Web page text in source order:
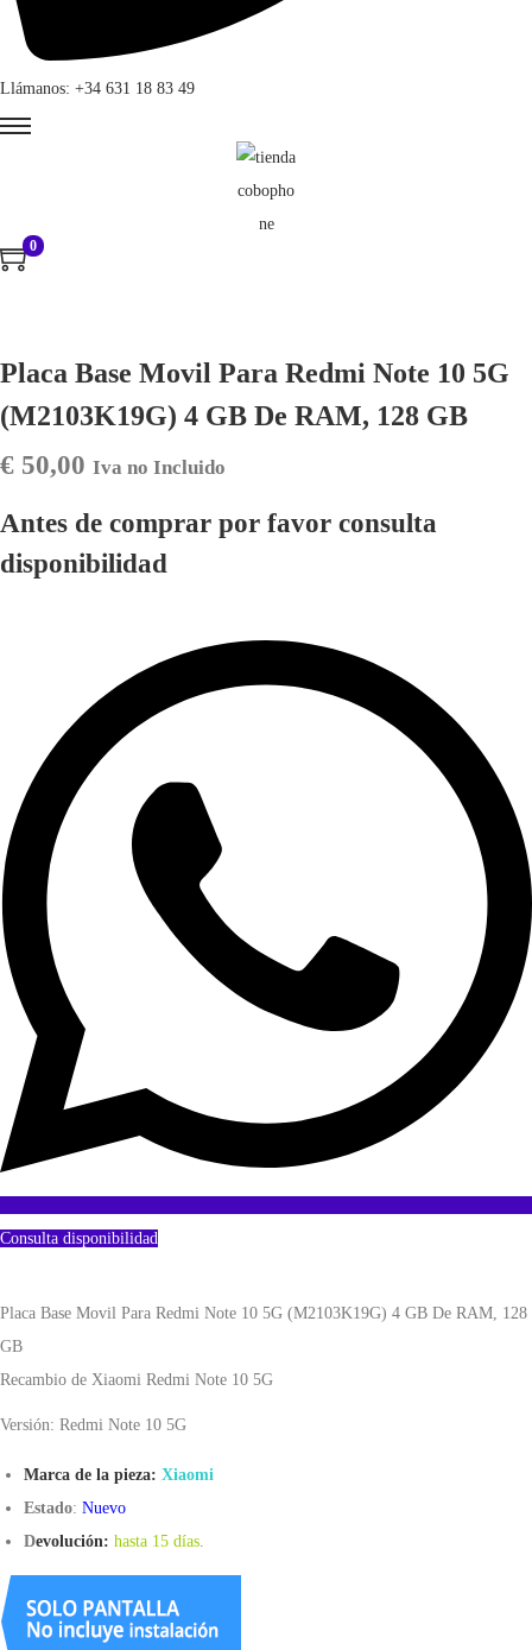
Llámanos: +34 631 18 83 49
0
Placa Base Movil Para Redmi Note 10 5G
(M2103K19G) 4 GB De RAM, 128 GB
€ 50,00 Iva no Incluido
Antes de comprar por favor consulta
disponibilidad
Consulta disponibilidad
Placa Base Movil Para Redmi Note 10 5G (M2103K19G) 4 GB De RAM, 128
GB
Recambio de Xiaomi Redmi Note 10 5G
Versión: Redmi Note 10 5G
Marca de la pieza: Xiaomi
Estado: Nuevo
Devolución: hasta 15 días.